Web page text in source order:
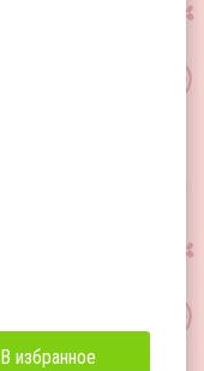
В избранное